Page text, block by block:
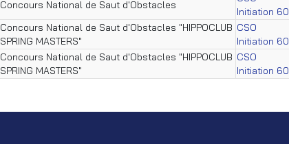
Concours National de Saut d'Obstacles
Initiation 60
Concours National de Saut d'Obstacles "HIPPOCLUB
SPRING MASTERS"
CSO
Initiation 60
Concours National de Saut d'Obstacles "HIPPOCLUB
SPRING MASTERS"
CSO
Initiation 60